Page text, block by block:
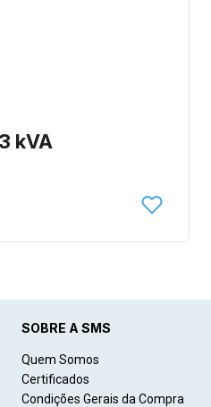
kVA
SOBRE A SMS
Quem Somos
Certificados
Condições Gerais da Compra